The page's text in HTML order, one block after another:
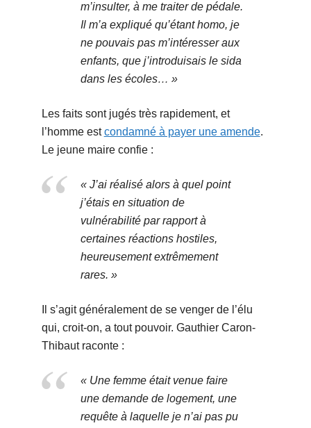
m’insulter, à me traiter de pédale.
Il m’a expliqué qu’étant homo, je
ne pouvais pas m’intéresser aux
enfants, que j’introduisais le sida
dans les écoles… »
Les faits sont jugés très rapidement, et
l’homme estcondamné à payer une amende.
Le jeune maire confie :
« J’ai réalisé alors à quel point
j’étais en situation de
vulnérabilité par rapport à
certaines réactions hostiles,
heureusement extrêmement
rares. »
Il s’agit généralement de se venger de l’élu
qui, croit-on, a tout pouvoir. Gauthier Caron-
Thibaut raconte :
« Une femme était venue faire
une demande de logement, une
requête à laquelle je n’ai pas pu